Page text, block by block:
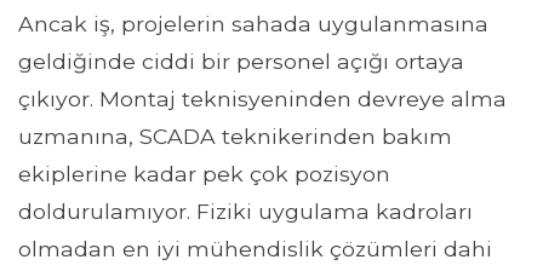
Ancak iş, projelerin sahada uygulanmasına
geldiğinde ciddi bir personel açığı ortaya
çıkıyor. Montaj teknisyeninden devreye alma
uzmanına, SCADA teknikerinden bakım
ekiplerine kadar pek çok pozisyon
doldurulamıyor. Fiziki uygulama kadroları
olmadan en iyi mühendislik çözümleri dahi